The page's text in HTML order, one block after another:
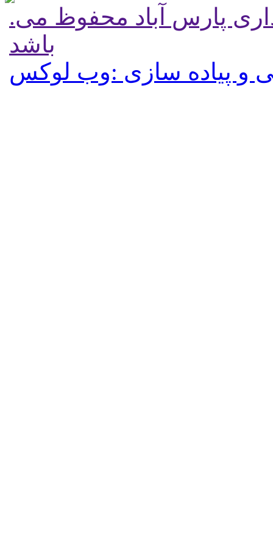
.تمامی حقوق برای پایگاه شهرداری پارس آباد محفوظ می
باشد
و پیاده سازی :وب لوکس